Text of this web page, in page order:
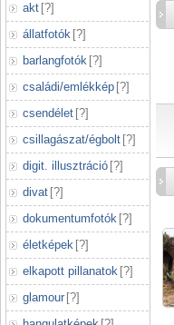
akt [?]
állatfotók [?]
barlangfotók [?]
családi/emlékkép [?]
csendélet [?]
csillagászat/égbolt [?]
digit. illusztráció [?]
divat [?]
dokumentumfotók [?]
életképek [?]
elkapott pillanatok [?]
glamour [?]